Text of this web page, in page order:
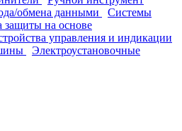
обмена данными
Системы
защиты на основе
управления и индикации
Электроустановочные